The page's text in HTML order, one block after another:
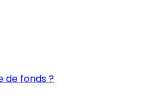
de fonds ?